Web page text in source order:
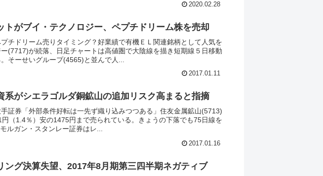
2020.02.28
トがブイ・テクノロジー、ペプチドリーム株を売却
チドリーム売りタイミング？好業績で有機ＥＬ関連銘柄として人気を
(7717)が続落、日足チャートは高値圏で大陰線を描き短期線５日移動
そーせいグループ(4565)と並んで人...
2017.01.11
系がシエラゴルダ銅鉱山の追加リスク高まると指摘
証券「外部条件好転は一先ず織り込みつつある」住友金属鉱山(5713)
（1.4％）安の1475円まで売られている。きょうの下落でも75日線を
ルガン・スタンレー証券はレ...
2017.01.16
ング決算失望、2017年8月期第三四半期ネガティブ